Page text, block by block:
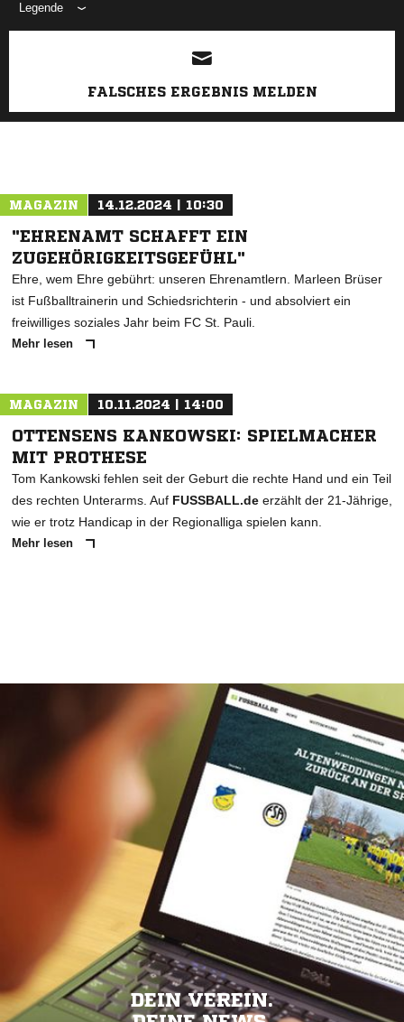
Legende
ANZEIGE
FALSCHES ERGEBNIS MELDEN
MAGAZIN 14.12.2024 | 10:30
"EHRENAMT SCHAFFT EIN
ZUGEHÖRIGKEITSGEFÜHL"
Ehre, wem Ehre gebührt: unseren Ehrenamtlern. Marleen Brüser
ist Fußballtrainerin und Schiedsrichterin - und absolviert ein
freiwilliges soziales Jahr beim FC St. Pauli.
Mehr lesen
MAGAZIN 10.11.2024 | 14:00
OTTENSENS KANKOWSKI: SPIELMACHER
MIT PROTHESE
Tom Kankowski fehlen seit der Geburt die rechte Hand und ein Teil
des rechten Unterarms. Auf FUSSBALL.de erzählt der 21-Jährige,
wie er trotz Handicap in der Regionalliga spielen kann.
Mehr lesen
DEIN VEREIN.